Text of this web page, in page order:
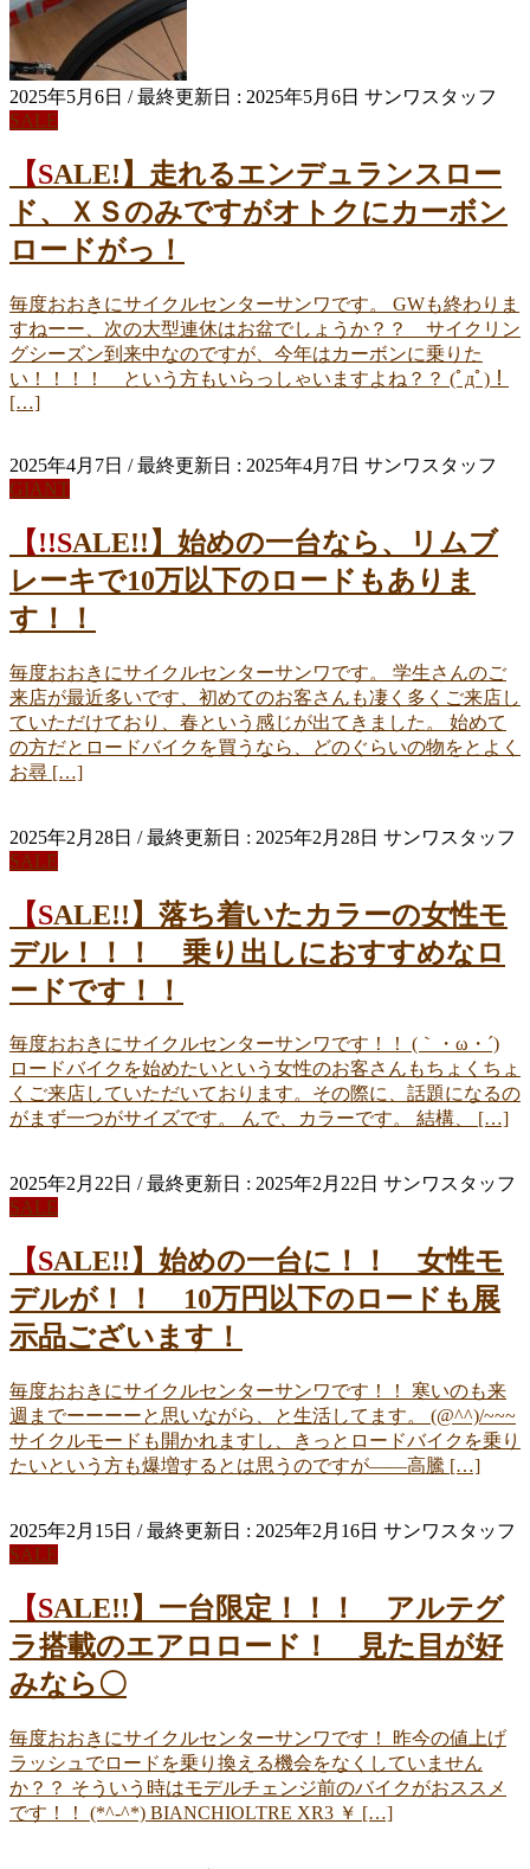
2025年5月6日 / 最終更新日 : 2025年5月6日 サンワスタッフ
SALE
【SALE!】走れるエンデュランスロー
ド、ＸＳのみですがオトクにカーボン
ロードがっ！
毎度おおきにサイクルセンターサンワです。 GWも終わりま
すねーー、次の大型連休はお盆でしょうか？？ サイクリン
グシーズン到来中なのですが、今年はカーボンに乗りた
い！！！！ という方もいらっしゃいますよね？？ (ﾟдﾟ)！
[…]
2025年4月7日 / 最終更新日 : 2025年4月7日 サンワスタッフ
GIANT
【!!SALE!!】始めの一台なら、リムブ
レーキで10万以下のロードもありま
す！！
毎度おおきにサイクルセンターサンワです。 学生さんのご
来店が最近多いです、初めてのお客さんも凄く多くご来店し
ていただけており、春という感じが出てきました。 始めて
の方だとロードバイクを買うなら、どのぐらいの物をとよく
お尋 […]
2025年2月28日 / 最終更新日 : 2025年2月28日 サンワスタッフ
SALE
【SALE!!】落ち着いたカラーの女性モ
デル！！！ 乗り出しにおすすめなロ
ードです！！
毎度おおきにサイクルセンターサンワです！！ (｀・ω・´)
ロードバイクを始めたいという女性のお客さんもちょくちょ
くご来店していただいております。その際に、話題になるの
がまず一つがサイズです。 んで、カラーです。 結構、 […]
2025年2月22日 / 最終更新日 : 2025年2月22日 サンワスタッフ
SALE
【SALE!!】始めの一台に！！ 女性モ
デルが！！ 10万円以下のロードも展
示品ございます！
毎度おおきにサイクルセンターサンワです！！ 寒いのも来
週までーーーーと思いながら、と生活してます。 (@^^)/~~~
サイクルモードも開かれますし、きっとロードバイクを乗り
たいという方も爆増するとは思うのですが――高騰 […]
2025年2月15日 / 最終更新日 : 2025年2月16日 サンワスタッフ
SALE
【SALE!!】一台限定！！！ アルテグ
ラ搭載のエアロロード！ 見た目が好
みなら〇
毎度おおきにサイクルセンターサンワです！ 昨今の値上げ
ラッシュでロードを乗り換える機会をなくしていません
か？？ そういう時はモデルチェンジ前のバイクがおススメ
です！！ (*^-^*) BIANCHIOLTRE XR3 ￥ […]